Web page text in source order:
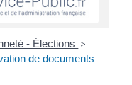
- Élections >
de documents